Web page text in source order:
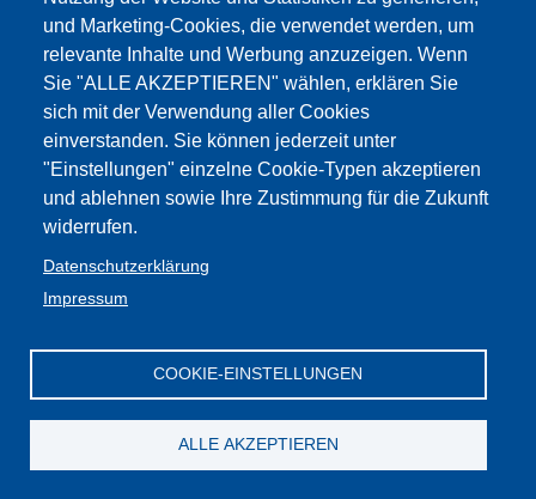
und Marketing-Cookies, die verwendet werden, um
relevante Inhalte und Werbung anzuzeigen. Wenn
Sie "ALLE AKZEPTIEREN" wählen, erklären Sie
sich mit der Verwendung aller Cookies
einverstanden. Sie können jederzeit unter
"Einstellungen" einzelne Cookie-Typen akzeptieren
und ablehnen sowie Ihre Zustimmung für die Zukunft
widerrufen.
Datenschutzerklärung
Impressum
COOKIE-EINSTELLUNGEN
ALLE AKZEPTIEREN